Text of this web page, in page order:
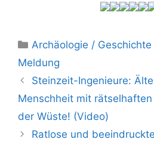
Kategorien
Archäologie /
Meldung
Steinzeit-Ingenieure:
Menschheit mit
der Wüste! (Video)
Ratlose und